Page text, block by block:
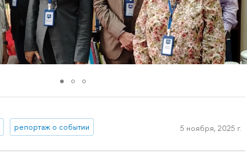
репортаж о событии 5 ноября, 2025 г.